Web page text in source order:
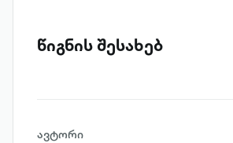
წიგნის შესახებ
ავტორი